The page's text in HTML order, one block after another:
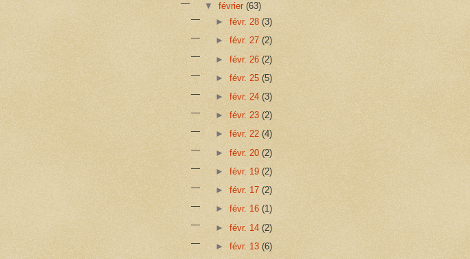
▼février(63)
► févr. 28 (3)
► févr. 27 (2)
► févr. 26 (2)
► févr. 25 (5)
► févr. 24 (3)
► févr. 23 (2)
► févr. 22 (4)
► févr. 20 (2)
► févr. 19 (2)
► févr. 17 (2)
► févr. 16 (1)
► févr. 14 (2)
► févr. 13 (6)